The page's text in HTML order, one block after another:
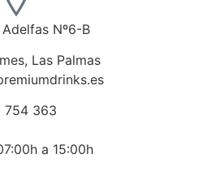
Nº6-B
Las Palmas
754 363
a 15:00h